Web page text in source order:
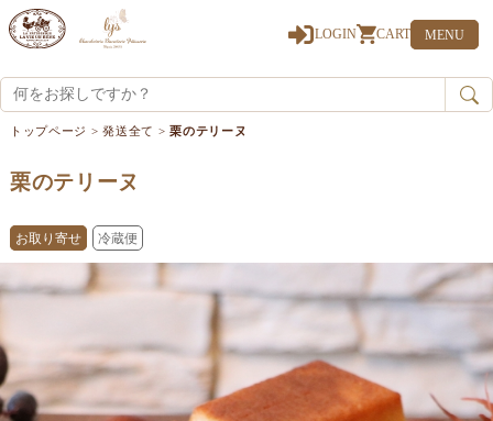
LOGIN CART
MENU
トップページ >発送全て >栗のテリーヌ
栗のテリーヌ
お取り寄せ 冷蔵便